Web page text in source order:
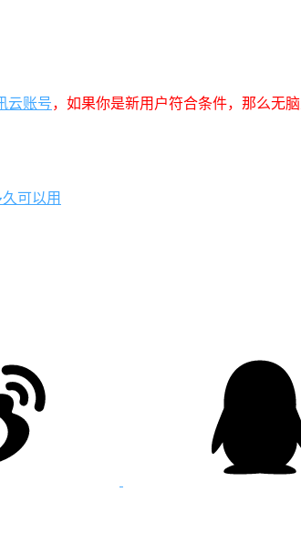
云账号，如果你是新用户符合条件，那么无
可以用